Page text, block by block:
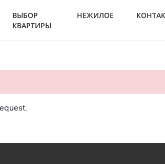
ВЫБОР
КВАРТИРЫ
НЕЖИЛОЕ